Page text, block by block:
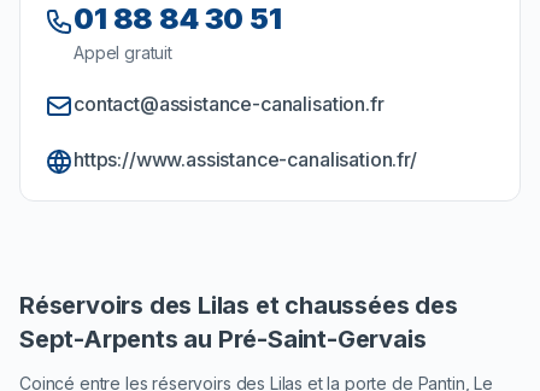
01 88 84 30 51
Appel gratuit
contact@assistance-canalisation.fr
https://www.assistance-canalisation.fr/
Réservoirs des Lilas et chaussées des
Sept-Arpents au Pré-Saint-Gervais
Coincé entre les réservoirs des Lilas et la porte de Pantin, Le